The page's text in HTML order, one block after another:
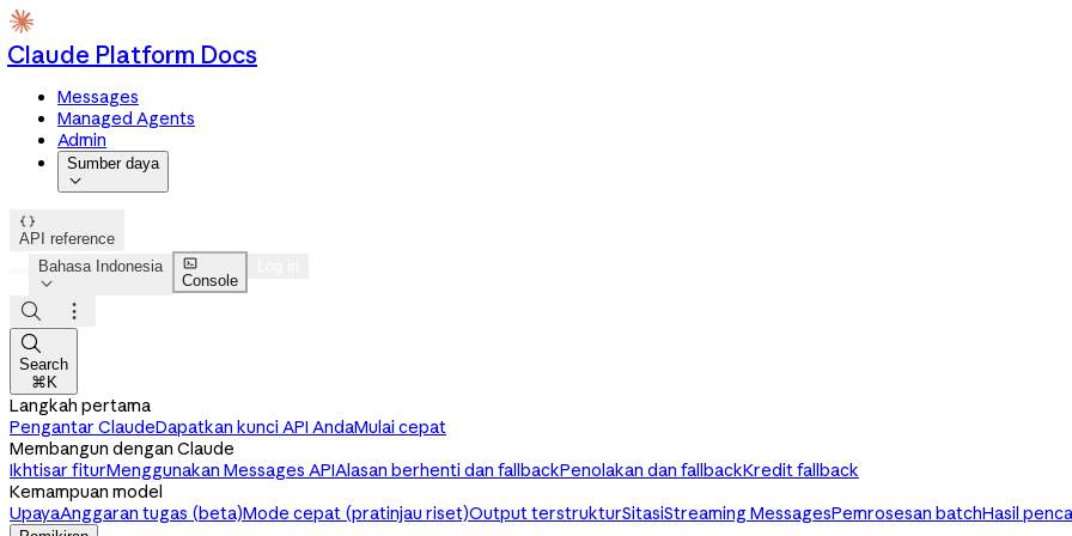
Claude Platform Docs
Messages
Managed Agents
Admin
Sumber daya


API reference
Bahasa Indonesia


Console



Search
⌘K
Langkah pertama
Pengantar ClaudeDapatkan kunci API AndaMulai cepat
Membangun dengan Claude
Ikhtisar fiturMenggunakan Messages APIAlasan berhenti dan fallbackPenolakan dan fallbackKredit fallback
Kemampuan model
UpayaAnggaran tugas (beta)Mode cepat (pratinjau riset)Output terstrukturSitasiStreaming MessagesPemrosesan batchHasil